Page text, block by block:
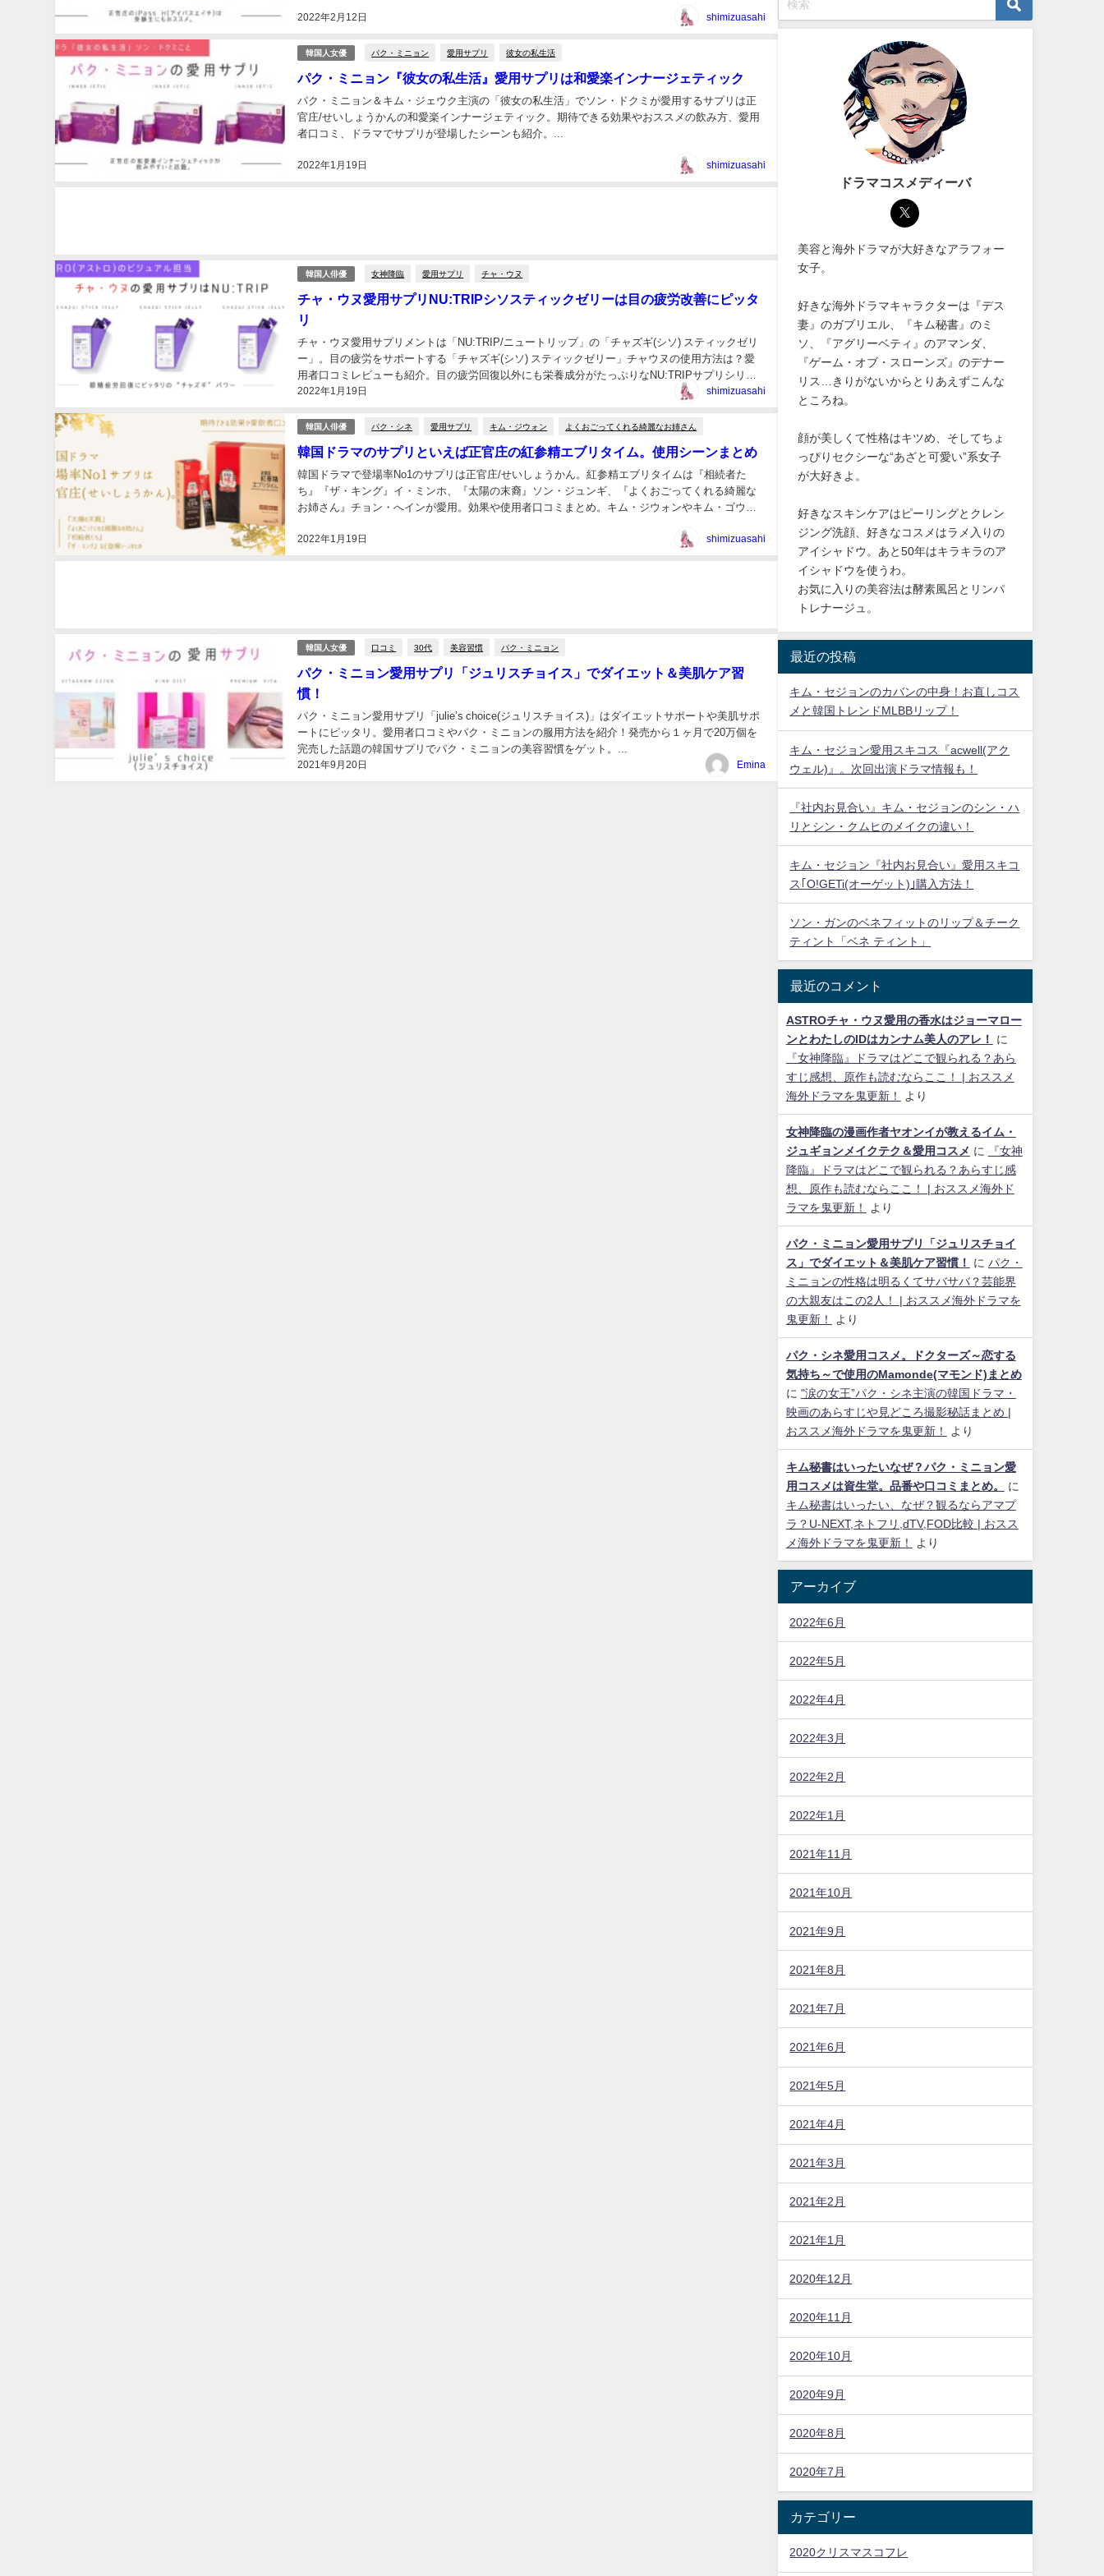
2022年2月12日 shimizuasahi
韓国人女優 パク・ミニョン 愛用サプリ 彼女の私生活
パク・ミニョン『彼女の私生活』愛用サプリは和愛楽インナージェティック
2022年1月19日
パク・ミニョン＆キム・ジェウク主演の「彼女の私生活」でソン・ドクミが愛用するサプリは正
官庄/せいしょうかんの和愛楽インナージェティック。期待できる効果やおススメの飲み方、愛用
者口コミ、ドラマでサプリが登場したシーンも紹介。...
shimizuasahi
韓国人俳優 女神降臨 愛用サプリ チャ・ウヌ
チャ・ウヌ愛用サプリNU:TRIPシソスティックゼリーは目の疲労改善にピッタ
リ
2022年1月19日
チャ・ウヌ愛用サプリメントは「NU:TRIP/ニュートリップ」の「チャズギ(シソ) スティックゼリ
ー」。目の疲労をサポートする「チャズギ(シソ) スティックゼリー」チャウヌの使用方法は？愛
用者口コミレビューも紹介。目の疲労回復以外にも栄養成分がたっぷりなNU:TRIPサプリシリー
ズまとめ。...
shimizuasahi
韓国人俳優 パク・シネ 愛用サプリ キム・ジウォン よくおごってくれる綺麗なお姉さん
韓国ドラマのサプリといえば正官庄の紅参精エブリタイム。使用シーンまとめ
2022年1月19日
韓国ドラマで登場率No1のサプリは正官庄/せいしょうかん。紅参精エブリタイムは『相続者た
ち』『ザ・キング』イ・ミンホ、『太陽の末裔』ソン・ジュンギ、『よくおごってくれる綺麗な
お姉さん』チョン・へインが愛用。効果や使用者口コミまとめ。キム・ジウォンやキム・ゴウン
shimizuasahi
韓国人女優 口コミ 30代 美容習慣 パク・ミニョン
パク・ミニョン愛用サプリ「ジュリスチョイス」でダイエット＆美肌ケア習
慣！
2021年9月20日
パク・ミニョン愛用サプリ「julie’s choice(ジュリスチョイス)」はダイエットサポートや美肌サポ
ートにピッタリ。愛用者口コミやパク・ミニョンの服用方法を紹介！発売から１ヶ月で20万個を
完売した話題の韓国サプリでパク・ミニョンの美容習慣をゲット。...
Emina
ドラマコスメディーバ
美容と海外ドラマが大好きなアラフォー
女子。
好きな海外ドラマキャラクターは『デス
妻』のガブリエル、『キム秘書』のミ
ソ、『アグリーベティ』のアマンダ、
『ゲーム・オブ・スローンズ』のデナー
リス…きりがないからとりあえずこんな
ところね。
顔が美しくて性格はキツめ、そしてちょ
っぴりセクシーな“あざと可愛い”系女子
が大好きよ。
好きなスキンケアはピーリングとクレン
ジング洗顔、好きなコスメはラメ入りの
アイシャドウ。あと50年はキラキラのア
イシャドウを使うわ。
お気に入りの美容法は酵素風呂とリンパ
トレナージュ。
最近の投稿
キム・セジョンのカバンの中身！お直しコス
メと韓国トレンドMLBBリップ！
キム・セジョン愛用スキコス『acwell(アク
ウェル)』。次回出演ドラマ情報も！
『社内お見合い』キム・セジョンのシン・ハ
リとシン・クムヒのメイクの違い！
キム・セジョン『社内お見合い』愛用スキコ
ス｢O!GETi(オーゲット)｣購入方法！
ソン・ガンのベネフィットのリップ＆チーク
ティント「ベネ ティント」
最近のコメント
ASTROチャ・ウヌ愛用の香水はジョーマロー
ンとわたしのIDはカンナム美人のアレ！
に
『女神降臨』ドラマはどこで観られる？あら
すじ感想、原作も読むならここ！ | おススメ
海外ドラマを鬼更新！
より
女神降臨の漫画作者ヤオンイが教えるイム・
ジュギョンメイクテク＆愛用コスメ に
『女神
降臨』ドラマはどこで観られる？あらすじ感
想、原作も読むならここ！ | おススメ海外ド
ラマを鬼更新！
より
パク・ミニョン愛用サプリ「ジュリスチョイ
ス」でダイエット＆美肌ケア習慣！
に パク・
ミニョンの性格は明るくてサバサバ？芸能界
の大親友はこの2人！ | おススメ海外ドラマを
鬼更新！
より
パク・シネ愛用コスメ。ドクターズ～恋する
気持ち～で使用のMamonde(マモンド)まとめ
に "涙の女王”パク・シネ主演の韓国ドラマ・
映画のあらすじや見どころ撮影秘話まとめ |
おススメ海外ドラマを鬼更新！
より
キム秘書はいったいなぜ？パク・ミニョン愛
用コスメは資生堂。品番や口コミまとめ。
に
キム秘書はいったい、なぜ？観るならアマプ
ラ？U-NEXT,ネトフリ,dTV,FOD比較 | おスス
メ海外ドラマを鬼更新！
より
アーカイブ
2022年6月
2022年5月
2022年4月
2022年3月
2022年2月
2022年1月
2021年11月
2021年10月
2021年9月
2021年8月
2021年7月
2021年6月
2021年5月
2021年4月
2021年3月
2021年2月
2021年1月
2020年12月
2020年11月
2020年10月
2020年9月
2020年8月
2020年7月
カテゴリー
2020クリスマスコフレ